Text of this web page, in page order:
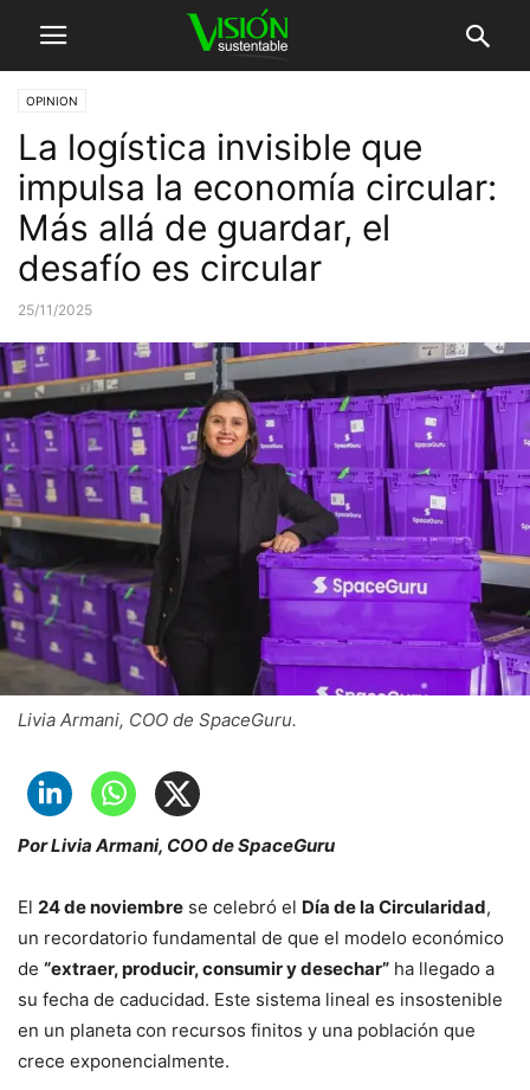
OPINION
La logística invisible que
impulsa la economía circular:
Más allá de guardar, el
desafío es circular
25/11/2025
Livia Armani, COO de SpaceGuru.
Por Livia Armani, COO de SpaceGuru
El 24 de noviembre se celebró el Día de la Circularidad,
un recordatorio fundamental de que el modelo económico
de “extraer, producir, consumir y desechar” ha llegado a
su fecha de caducidad. Este sistema lineal es insostenible
en un planeta con recursos finitos y una población que
crece exponencialmente.